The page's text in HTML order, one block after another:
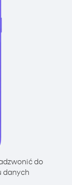
do
danych